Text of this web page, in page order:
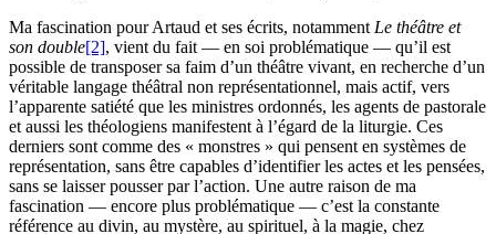
Ma fascination pour Artaud et ses écrits, notamment Le théâtre et
son double[2], vient du fait — en soi problématique — qu’il est
possible de transposer sa faim d’un théâtre vivant, en recherche d’un
véritable langage théâtral non représentationnel, mais actif, vers
l’apparente satiété que les ministres ordonnés, les agents de pastorale
et aussi les théologiens manifestent à l’égard de la liturgie. Ces
derniers sont comme des « monstres » qui pensent en systèmes de
représentation, sans être capables d’identifier les actes et les pensées,
sans se laisser pousser par l’action. Une autre raison de ma
fascination — encore plus problématique — c’est la constante
référence au divin, au mystère, au spirituel, à la magie, chez